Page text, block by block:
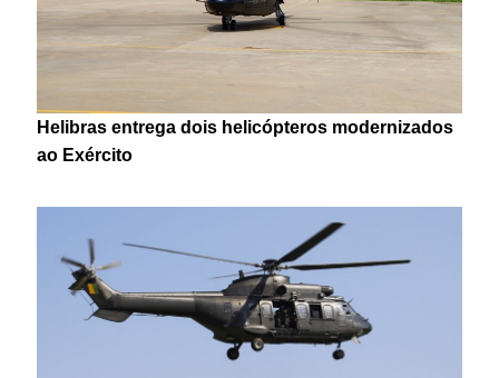
Helibras entrega dois helicópteros modernizados
ao Exército